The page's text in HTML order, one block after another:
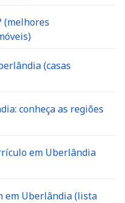
(melhores
(casas
conheça as regiões
em Uberlândia
em Uberlândia (lista